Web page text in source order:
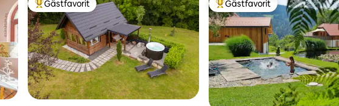
Populär gästfavorit
Gästfavorit Populär gästfavorit
Gästfavorit